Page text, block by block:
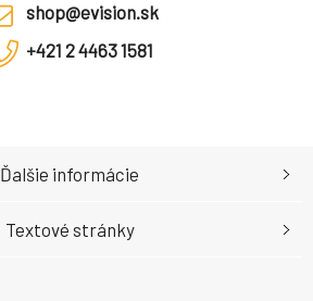
shop@evision.sk
+421 2 4463 1581
Ďalšie informácie
Textové stránky